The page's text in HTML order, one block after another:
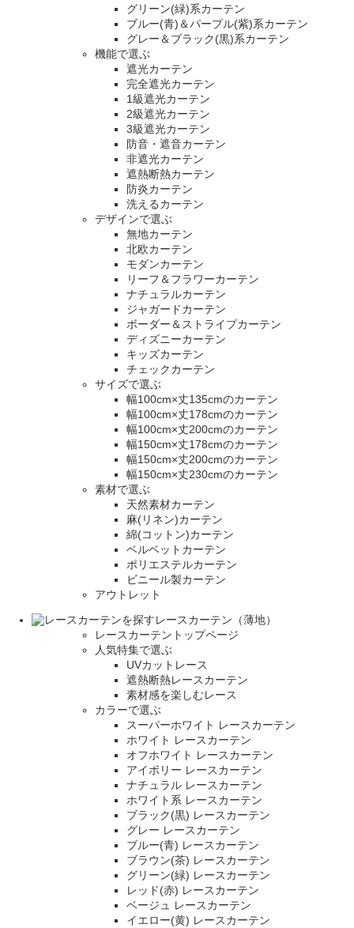
グリーン(緑)系カーテン
ブルー(青)＆パープル(紫)系カーテン
グレー＆ブラック(黒)系カーテン
機能で選ぶ
遮光カーテン
完全遮光カーテン
1級遮光カーテン
2級遮光カーテン
3級遮光カーテン
防音・遮音カーテン
非遮光カーテン
遮熱断熱カーテン
防炎カーテン
洗えるカーテン
デザインで選ぶ
無地カーテン
北欧カーテン
モダンカーテン
リーフ＆フラワーカーテン
ナチュラルカーテン
ジャガードカーテン
ボーダー＆ストライプカーテン
ディズニーカーテン
キッズカーテン
チェックカーテン
サイズで選ぶ
幅100cm×丈135cmのカーテン
幅100cm×丈178cmのカーテン
幅100cm×丈200cmのカーテン
幅150cm×丈178cmのカーテン
幅150cm×丈200cmのカーテン
幅150cm×丈230cmのカーテン
素材で選ぶ
天然素材カーテン
麻(リネン)カーテン
綿(コットン)カーテン
ベルベットカーテン
ポリエステルカーテン
ビニール製カーテン
アウトレット
レースカーテン（薄地）
レースカーテントップページ
人気特集で選ぶ
UVカットレース
遮熱断熱レースカーテン
素材感を楽しむレース
カラーで選ぶ
スーパーホワイト レースカーテン
ホワイト レースカーテン
オフホワイト レースカーテン
アイボリー レースカーテン
ナチュラル レースカーテン
ホワイト系 レースカーテン
ブラック(黒) レースカーテン
グレー レースカーテン
ブルー(青) レースカーテン
ブラウン(茶) レースカーテン
グリーン(緑) レースカーテン
レッド(赤) レースカーテン
ベージュ レースカーテン
イエロー(黄) レースカーテン